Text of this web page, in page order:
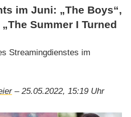
im Juni: „The Boys“,
Summer I Turned
Streamingdienstes im
– 25.05.2022, 15:19 Uhr